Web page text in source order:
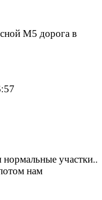
М5 дорога в
нормальные участки..
нам